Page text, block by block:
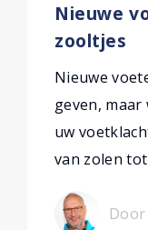
Nieuwe
zooltjes
Nieuwe
geven,
uw
van zolen